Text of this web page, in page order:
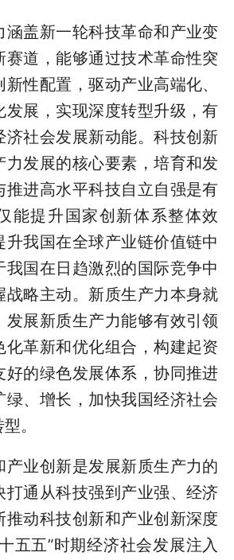
盖新一轮科技革命和产业变
赛道，能够通过技术革命性突
性配置，驱动产业高端化、
发展，实现深度转型升级，有
济社会发展新动能。科技创新
力发展的核心要素，培育和发
推进高水平科技自立自强是有
能提升国家创新体系整体效
升我国在全球产业链价值链中
我国在日趋激烈的国际竞争中
战略主动。新质生产力本身就
发展新质生产力能够有效引领
化革新和优化组合，构建起资
好的绿色发展体系，协同推进
绿、增长，加快我国经济社会
。
业创新是发展新质生产力的
打通从科技强到产业强、经济
推动科技创新和产业创新深度
五五”时期经济社会发展注入